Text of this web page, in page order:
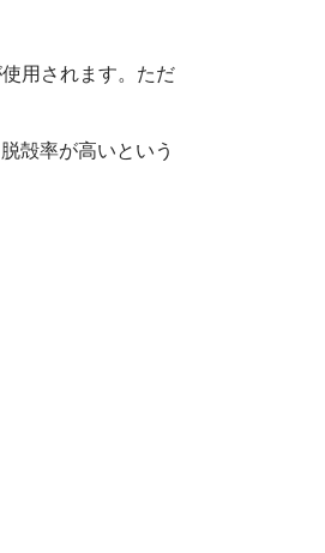
用されます。ただ
殻率が高いという